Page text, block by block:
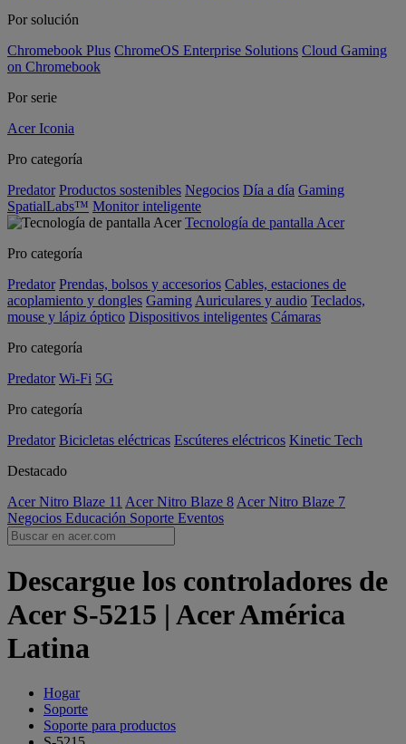
Por solución
Chromebook Plus ChromeOS Enterprise Solutions Cloud Gaming
on Chromebook
Por serie
Acer Iconia
Pro categoría
Predator Productos sostenibles Negocios Día a día Gaming
SpatialLabs™ Monitor inteligente
Tecnología de pantalla Acer
Pro categoría
Predator Prendas, bolsos y accesorios Cables, estaciones de
acoplamiento y dongles Gaming Auriculares y audio Teclados,
mouse y lápiz óptico Dispositivos inteligentes Cámaras
Pro categoría
Predator Wi-Fi 5G
Pro categoría
Predator Bicicletas eléctricas Escúteres eléctricos Kinetic Tech
Destacado
Acer Nitro Blaze 11 Acer Nitro Blaze 8 Acer Nitro Blaze 7
Negocios Educación Soporte Eventos
Descargue los controladores de
Acer S-5215 | Acer América
Latina
Hogar
Soporte
Soporte para productos